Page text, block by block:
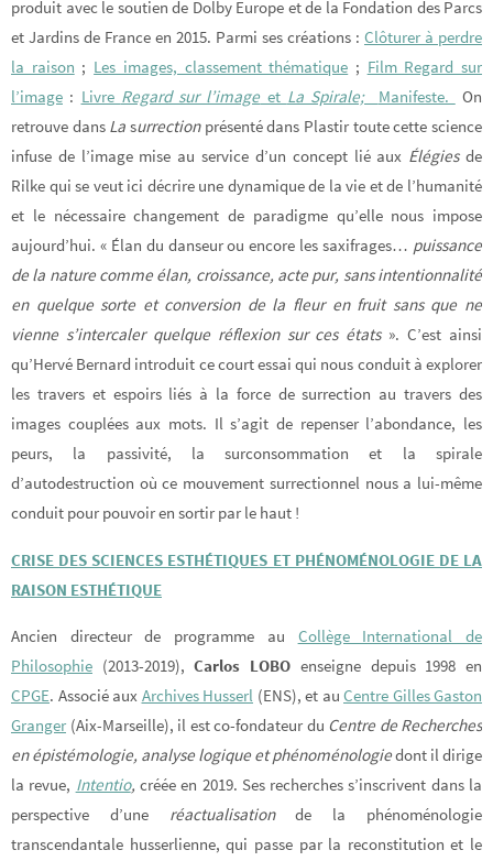
produit avec le soutien de Dolby Europe et de la Fondation des Parcs
et Jardins de France en 2015. Parmi ses créations : Clôturer à perdre
la raison ; Les images, classement thématique ; Film Regard sur
l’image : Livre Regard sur l’image et La Spirale; Manifeste.
On
retrouve dans La surrectionprésenté dans Plastir toute cette science
infuse de l’image mise au service d’un concept lié aux Élégiesde
Rilke qui se veut ici décrire une dynamique de la vie et de l’humanité
et le nécessaire changement de paradigme qu’elle nous impose
aujourd’hui. « Élan du danseur ou encore les saxifrages… puissance
de la nature comme élan, croissance, acte pur, sans intentionnalité
en quelque sorte et conversion de la fleur en fruit sans que ne
vienne s’intercaler quelque réflexion sur ces états». C’est ainsi
qu’Hervé Bernard introduit ce court essai qui nous conduit à explorer
les travers et espoirs liés à la force de surrection au travers des
images couplées aux mots. Il s’agit de repenser l’abondance, les
peurs, la passivité, la surconsommation et la spirale
d’autodestruction où ce mouvement surrectionnel nous a lui-même
conduit pour pouvoir en sortir par le haut !
CRISE DES SCIENCES ESTHÉTIQUES ET PHÉNOMÉNOLOGIE DE LA
RAISON ESTHÉTIQUE
Ancien directeur de programme au Collège International de
Philosophie (2013-2019),Carlos LOBO enseigne depuis 1998 en
CPGE. Associé aux Archives Husserl (ENS), et au Centre Gilles Gaston
Granger (Aix-Marseille), il est co-fondateur du Centre de Recherches
en épistémologie, analyse logique et phénoménologiedont il dirige
la revue, Intentio, créée en 2019. Ses recherches s’inscrivent dans la
perspective d’une réactualisationde la phénoménologie
transcendantale husserlienne, qui passe par la reconstitution et le